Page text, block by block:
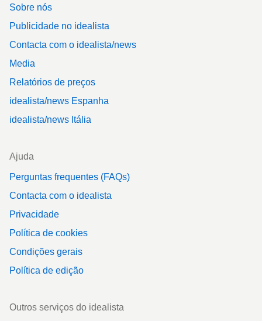
Sobre nós
Publicidade no idealista
Contacta com o idealista/news
Media
Relatórios de preços
idealista/news Espanha
idealista/news Itália
Ajuda
Perguntas frequentes (FAQs)
Contacta com o idealista
Privacidade
Política de cookies
Condições gerais
Política de edição
Outros serviços do idealista